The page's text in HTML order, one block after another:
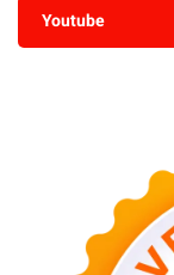
Youtube